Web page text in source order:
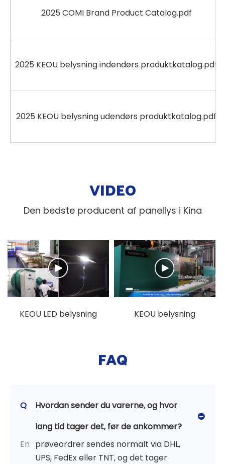
2025 COMI Brand Product Catalog.pdf
2025 KEOU belysning indendørs produktkatalog.pdf
2025 KEOU belysning udendørs produktkatalog.pdf
VIDEO
Den bedste producent af panellys i Kina
KEOU LED belysning
KEOU belysning
FAQ
Q
Hvordan sender du varerne, og hvor
lang tid tager det, før de ankommer?
En prøveordrer sendes normalt via DHL,
UPS, FedEx eller TNT, og det tager